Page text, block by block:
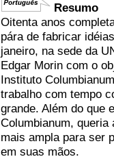
Resumo
Oitenta anos
pára de fabricar
janeiro, na sede da
Edgar Morin com o
Instituto
trabalho com tempo
grande. Além do que
Columbianum, queria
mais ampla para ser
em suas mãos.